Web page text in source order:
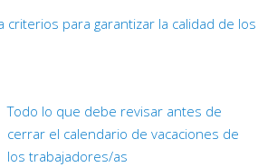
criterios para garantizar la calidad de los
Todo lo que debe revisar antes de
cerrar el calendario de vacaciones de
los trabajadores/as